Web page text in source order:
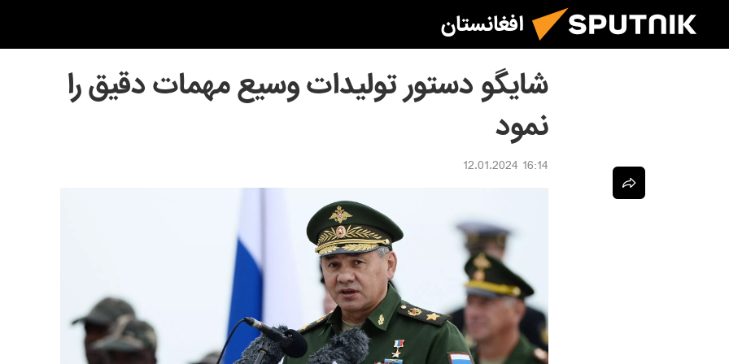
افغانستان
شایگو دستور تولیدات وسیع مهمات دقیق را
نمود
16:14 12.01.2024